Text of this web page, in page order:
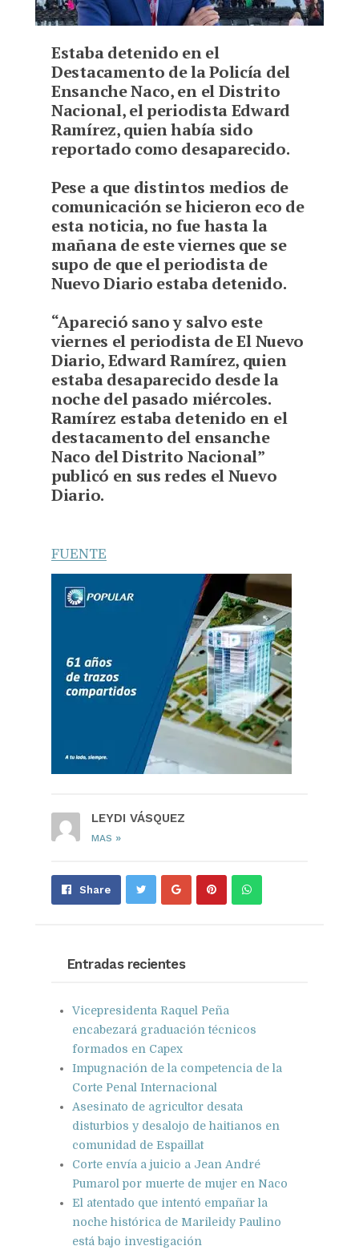
Estaba detenido en el
Destacamento de la Policía del
Ensanche Naco, en el Distrito
Nacional, el periodista Edward
Ramírez, quien había sido
reportado como desaparecido.
Pese a que distintos medios de
comunicación se hicieron eco de
esta noticia, no fue hasta la
mañana de este viernes que se
supo de que el periodista de
Nuevo Diario estaba detenido.
“Apareció sano y salvo este
viernes el periodista de El Nuevo
Diario, Edward Ramírez, quien
estaba desaparecido desde la
noche del pasado miércoles.
Ramírez estaba detenido en el
destacamento del ensanche
Naco del Distrito Nacional”
publicó en sus redes el Nuevo
Diario.
FUENTE
LEYDI VÁSQUEZ
MAS »
Share Share Pin Send
Entradas recientes
Vicepresidenta Raquel Peña
encabezará graduación técnicos
formados en Capex
Impugnación de la competencia de la
Corte Penal Internacional
Asesinato de agricultor desata
disturbios y desalojo de haitianos en
comunidad de Espaillat
Corte envía a juicio a Jean André
Pumarol por muerte de mujer en Naco
El atentado que intentó empañar la
noche histórica de Marileidy Paulino
está bajo investigación